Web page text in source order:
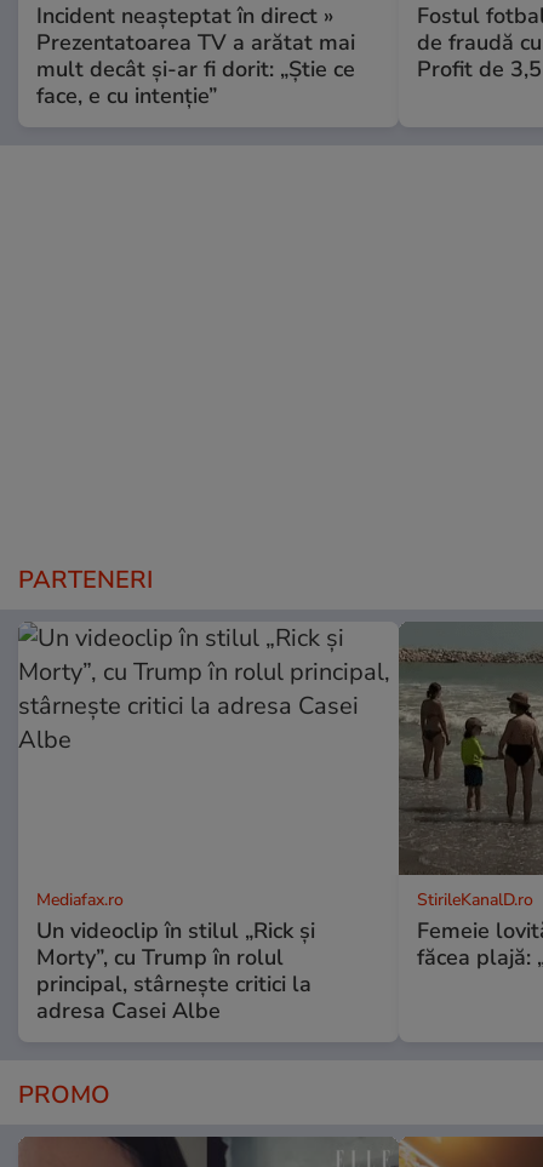
Incident neașteptat în direct »
Prezentatoarea TV a arătat mai
mult decât și-ar fi dorit: „Știe ce
face, e cu intenție”
Fostul
de fraudă
Profit de
PARTENERI
Mediafax.ro
Un videoclip în stilul „Rick și
Morty”, cu Trump în rolul
principal, stârnește critici la
adresa Casei Albe
StirileKanalD.ro
Femeie
făcea plajă:
PROMO